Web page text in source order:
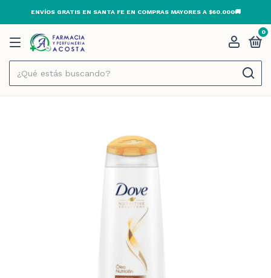
ENVÍOS GRATIS EN SANTA FE EN COMPRAS MAYORES A $60.000🚚
0